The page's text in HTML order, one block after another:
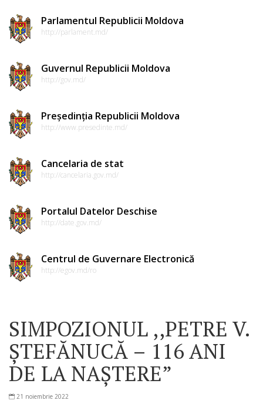
Parlamentul Republicii Moldova
http://parlament.md/
Guvernul Republicii Moldova
http://gov.md/
Președinția Republicii Moldova
http://www.presedinte.md/
Cancelaria de stat
http://cancelaria.gov.md/
Portalul Datelor Deschise
http://date.gov.md/
Centrul de Guvernare Electronică
http://egov.md/ro
SIMPOZIONUL ,,PETRE V.
ȘTEFĂNUCĂ – 116 ANI
DE LA NAȘTERE”
21 noiembrie 2022